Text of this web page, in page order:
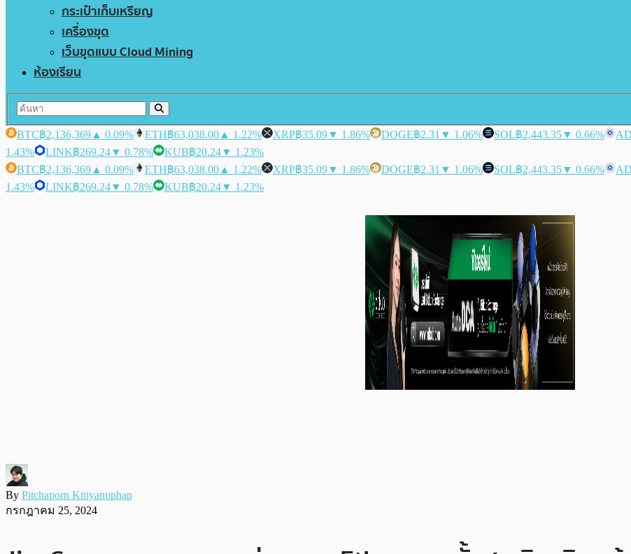
กระเป๋าเก็บเหรียญ
เครื่องขุด
เว็บขุดแบบ Cloud Mining
ห้องเรียน
BTC฿2,136,369 ▲ 0.09% ETH฿63,038.00 ▲ 1.22% XRP฿35.09▼ 1.86% DOGE฿2.31 ▼ 1.06% SOL฿2,443.35▼ 0.66%
1.43%
LINK฿269.24▼ 0.78% KUB฿20.24▼ 1.23%
BTC฿2,136,369 ▲ 0.09% ETH฿63,038.00 ▲ 1.22% XRP฿35.09▼ 1.86% DOGE฿2.31 ▼ 1.06% SOL฿2,443.35▼ 0.66%
1.43%
LINK฿269.24▼ 0.78% KUB฿20.24▼ 1.23%
By Pitchaporn Kitiyanuphap
กรกฎาคม 25, 2024